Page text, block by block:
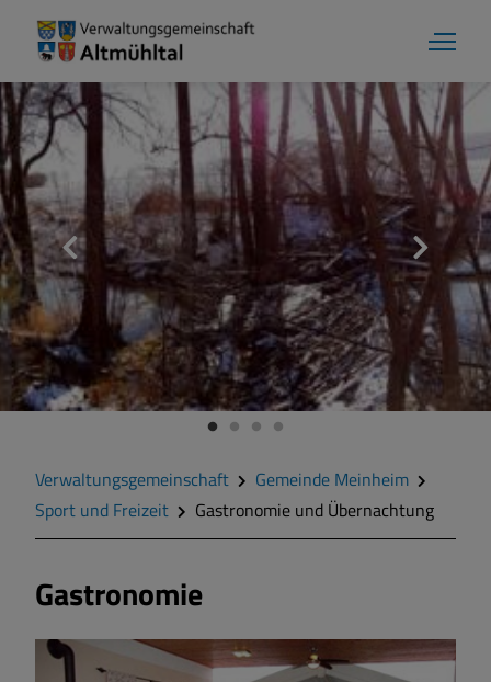
Gemeinde Meinheim
Grußwort
Kontakt
Veranstaltungen
Zahlen und Daten
Geschichte
Verwaltungsgemeinschaft
Gemeinde Meinheim
Sport und Freizeit
Gastronomie und Übernachtung
Gastronomie